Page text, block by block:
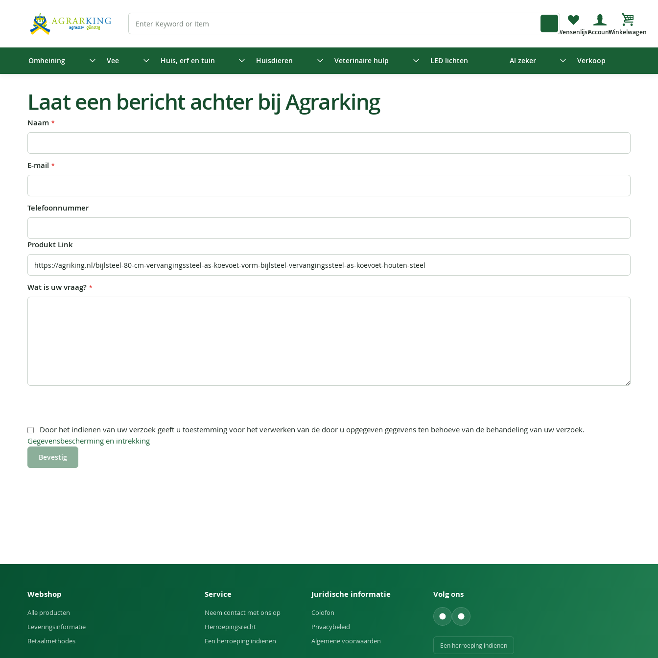
Omheining Vee Huis, erf en tuin Huisdieren Veterinaire hulp LED lichten Al zeker Verkoop
Laat een bericht achter bij Agrarking
Naam
E-mail
Telefoonnummer
Produkt Link
Wat is uw vraag?
Door het indienen van uw verzoek geeft u toestemming voor het verwerken van de door u opgegeven gegevens ten behoeve van de behandeling van uw verzoek.
Gegevensbescherming en intrekking
Bevestig
Webshop
Alle producten
Leveringsinformatie
Betaalmethodes
Service
Neem contact met ons op
Herroepingsrecht
Een herroeping indienen
Juridische informatie
Colofon
Privacybeleid
Algemene voorwaarden
Volg ons
Een herroeping indienen